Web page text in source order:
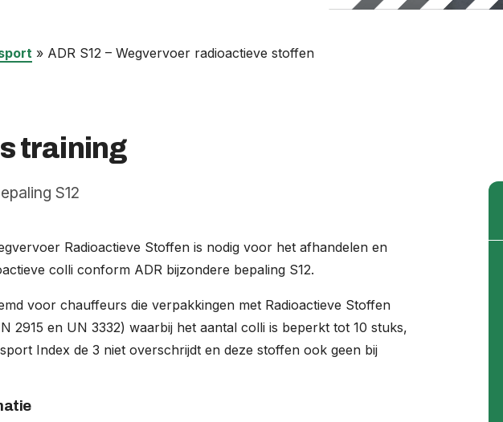
» ADR S12 – Wegvervoer radioactieve stoffen
training
S12
Radioactieve Stoffen is nodig voor het afhandelen en
colli conform ADR bijzondere bepaling S12.
voor chauffeurs die verpakkingen met Radioactieve Stoffen
2915 en UN 3332) waarbij het aantal colli is beperkt tot 10 stuks,
Index de 3 niet overschrijdt en deze stoffen ook geen bij